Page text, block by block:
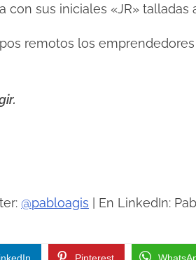
con sus iniciales «JR» talladas
remotos los
@pabloagis | En LinkedIn: